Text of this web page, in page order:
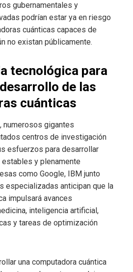
gubernamentales y
podrían estar ya en riesgo
cuánticas capaces de
no existan públicamente.
tecnológica para
de las
cuánticas
numerosos gigantes
centros de investigación
esfuerzos para desarrollar
y plenamente
como Google, IBM junto
especializadas anticipan que la
impulsará avances
inteligencia artificial,
y tareas de optimización
una computadora cuántica